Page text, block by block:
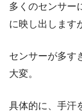
多くのセンサー
に映し出します
センサーが多す
大変。
具体的に、手汗